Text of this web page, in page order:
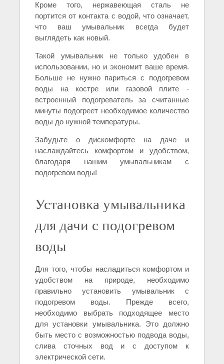
Кроме того, нержавеющая сталь не
портится от контакта с водой, что означает,
что ваш умывальник всегда будет
выглядеть как новый.
Такой умывальник не только удобен в
использовании, но и экономит ваше время.
Больше не нужно париться с подогревом
воды на костре или газовой плите -
встроенный подогреватель за считанные
минуты подогреет необходимое количество
воды до нужной температуры.
Забудьте о дискомфорте на даче и
наслаждайтесь комфортом и удобством,
благодаря нашим умывальникам с
подогревом воды!
Установка умывальника
для дачи с подогревом
воды
Для того, чтобы насладиться комфортом и
удобством на природе, необходимо
правильно установить умывальник с
подогревом воды. Прежде всего,
необходимо выбрать подходящее место
для установки умывальника. Это должно
быть место с возможностью подвода воды,
слива сточных вод и с доступом к
электрической сети.